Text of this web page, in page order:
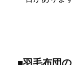
■羽毛布団